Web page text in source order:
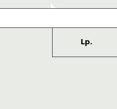
Lp.